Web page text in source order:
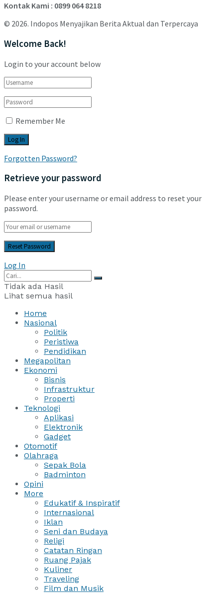
Kontak Kami : 0899 064 8218
© 2026. Indopos Menyajikan Berita Aktual dan Terpercaya
Welcome Back!
Login to your account below
Remember Me
Forgotten Password?
Retrieve your password
Please enter your username or email address to reset your
password.
Log In
Tidak ada Hasil
Lihat semua hasil
Home
Nasional
Politik
Peristiwa
Pendidikan
Megapolitan
Ekonomi
Bisnis
Infrastruktur
Properti
Teknologi
Aplikasi
Elektronik
Gadget
Otomotif
Olahraga
Sepak Bola
Badminton
Opini
More
Edukatif & Inspiratif
Internasional
Iklan
Seni dan Budaya
Religi
Catatan Ringan
Ruang Pajak
Kuliner
Traveling
Film dan Musik